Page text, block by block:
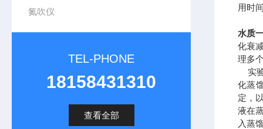
氮吹仪
TEL-PHONE
18158431310
查看全部
用时
水质
化衰
理多
实验
化蒸
定，
液在
入蒸